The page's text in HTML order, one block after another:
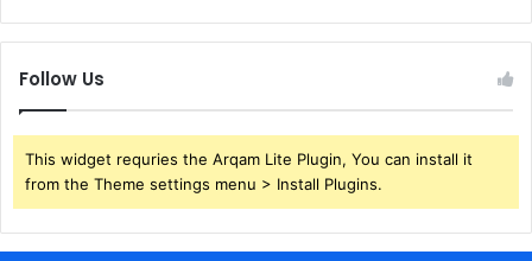
Follow Us
This widget requries the Arqam Lite Plugin, You can install it
from the Theme settings menu > Install Plugins.